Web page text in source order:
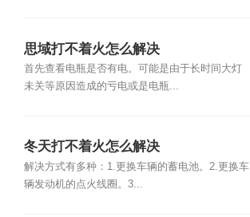
思域打不着火怎么解决
首先查看电瓶是否有电。可能是由于长时间大灯
未关等原因造成的亏电或是电瓶...
冬天打不着火怎么解决
解决方式有多种：1.更换车辆的蓄电池。2.更换车
辆发动机的点火线圈。3...